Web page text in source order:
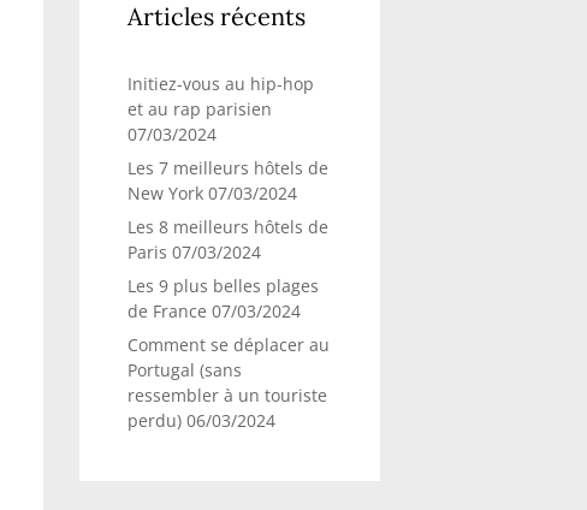
Articles récents
Initiez-vous au hip-hop
et au rap parisien
07/03/2024
Les 7 meilleurs hôtels de
New York 07/03/2024
Les 8 meilleurs hôtels de
Paris 07/03/2024
Les 9 plus belles plages
de France 07/03/2024
Comment se déplacer au
Portugal (sans
ressembler à un touriste
perdu) 06/03/2024